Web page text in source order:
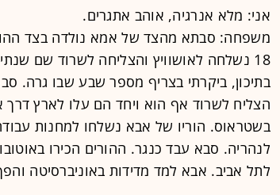
אני: מלא אנרגיה, אוהב אתגרים.
משפחה: סבתא מהצד של אמא נולדה בצד
18 נשלחה לאושוויץ והצליחה לשרוד שם
בתיכון, ביקרתי בצריף מספר שבע שבו גרה.
הצליח לשרוד אף הוא ויחד הם עלו לארץ דרך
בשטראוס. הוריו של אבא נשלחו למחנות
לנהריה. סבא עבד כנגר. ההורים הכירו
לתל אביב. אבא למד מדידות באוניברסיטה